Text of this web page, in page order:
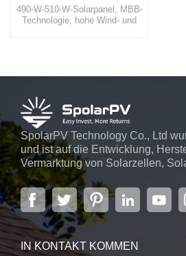
490-W-510-W-Solarpanel, MBB-
Technologie, hohe Wind- und
beispiellose Effizienz und
SpolarPV Technology Co., Ltd
und ist auf die Entwicklung,
Vermarktung von Solarzellen,
Solarstromsystemen
mit Sitz in der Hauptstadt der
Nanjing, erstreckt sich über 6.000
fortschrittliche automatische ...
IN KONTAKT KOMMEN